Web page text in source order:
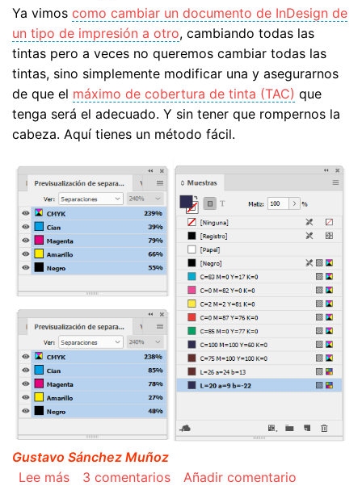
Ya vimos como cambiar un documento de InDesign de
un tipo de impresión a otro, cambiando todas las
tintas pero a veces no queremos cambiar todas las
tintas, sino simplemente modificar una y asegurarnos
de que el máximo de cobertura de tinta (TAC) que
tenga será el adecuado. Y sin tener que rompernos la
cabeza. Aquí tienes un método fácil.
Gustavo Sánchez Muñoz
Lee mássobre Como ajustar rápidamente el TAC de
3 comentarios Añadir comentario